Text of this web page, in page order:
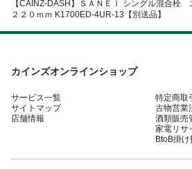
【CAINZ-DASH】ＳＡＮＥＩ シングル混合
２２０ｍｍ K1700ED-4UR-13【別送品】
カインズオンラインショップ
サービス一覧
サイトマップ
店舗情報
特定商取
古物営業
酒類販売
家電リサ
BtoB掛